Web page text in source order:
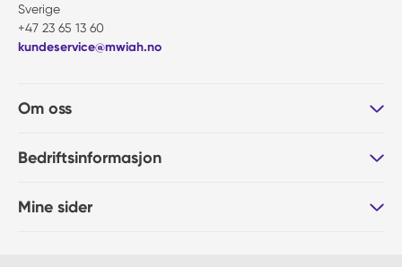
Sverige
+47 23 65 13 60
kundeservice@mwiah.no
Om oss
Bedriftsinformasjon
Mine sider